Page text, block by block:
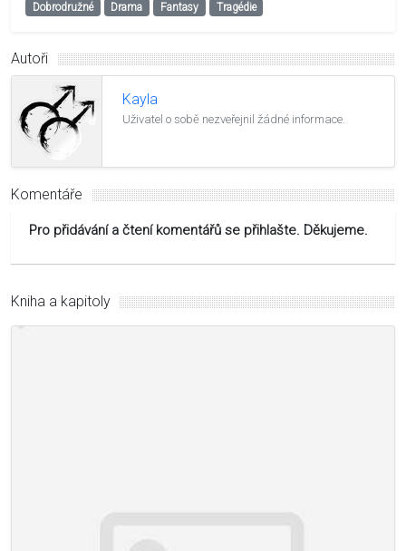
Dobrodružné Drama Fantasy Tragédie
Autoři
Kayla
Uživatel o sobě nezveřejnil žádné informace.
Komentáře
Pro přidávání a čtení komentářů se přihlašte. Děkujeme.
Kniha a kapitoly